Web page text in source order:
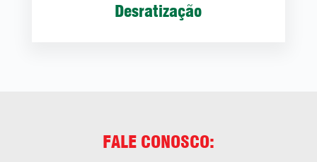
Desratização
FALE CONOSCO: